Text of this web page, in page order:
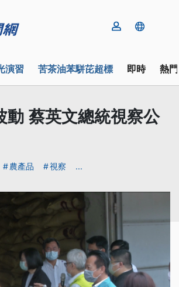
演習 苦茶油苯駢芘超標 即時 熱
動 蔡英文總統視察公
農產品 視察 ...